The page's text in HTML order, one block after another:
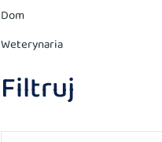
Dom
Weterynaria
Filtruj